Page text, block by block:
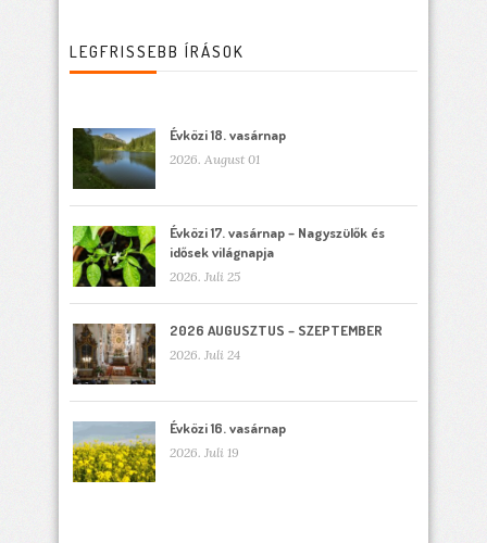
LEGFRISSEBB ÍRÁSOK
Évközi 18. vasárnap
2026. August 01
Évközi 17. vasárnap – Nagyszülők és
idősek világnapja
2026. Juli 25
2026 AUGUSZTUS – SZEPTEMBER
2026. Juli 24
Évközi 16. vasárnap
2026. Juli 19